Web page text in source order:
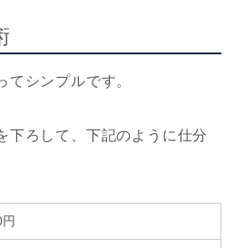
てシンプルです。
下ろして、下記のように仕分